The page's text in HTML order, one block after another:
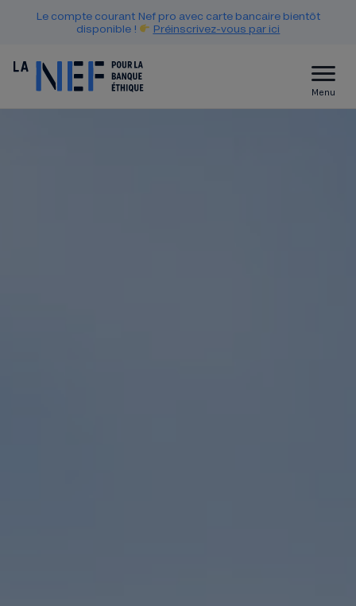
Le compte courant Nef pro avec carte bancaire bientôt
disponible !
Préinscrivez-vous par ici
Menu